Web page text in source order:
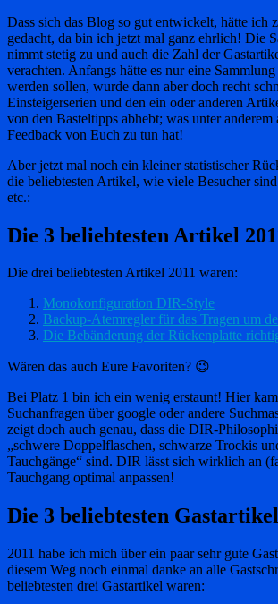
Dass sich das Blog so gut entwickelt, hätte ich
gedacht, da bin ich jetzt mal ganz ehrlich! Die
nimmt stetig zu und auch die Zahl der
verachten. Anfangs hätte es nur eine
werden sollen, wurde dann aber doch recht
Einsteigerserien und den ein oder anderen
von den Basteltipps abhebt; was unter anderem
Feedback von Euch zu tun hat!
Aber jetzt mal noch ein kleiner statistischer
die beliebtesten Artikel, wie viele Besucher
etc.:
Die 3 beliebtesten Artikel
Die drei beliebtesten Artikel 2011 waren:
Monokonfiguration DIR-Style
Backup-Atemregler für das Tragen um
Die Bebänderung der Rückenplatte
Wären das auch Eure Favoriten? 😉
Bei Platz 1 bin ich ein wenig erstaunt! Hier
Suchanfragen über google oder andere
zeigt doch auch genau, dass die DIR-
„schwere Doppelflaschen, schwarze Trockis
Tauchgänge“ sind. DIR lässt sich wirklich an
Tauchgang optimal anpassen!
Die 3 beliebtesten
2011 habe ich mich über ein paar sehr gute
diesem Weg noch einmal danke an alle
beliebtesten drei Gastartikel waren: